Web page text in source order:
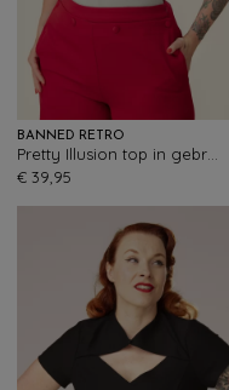
BANNED RETRO
€ 39,95